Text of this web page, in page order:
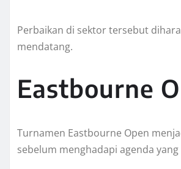
Perbaikan di sektor tersebut
mendatang.
Eastbourne
Turnamen Eastbourne Open
sebelum menghadapi agenda